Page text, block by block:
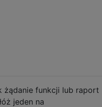
żądanie funkcji lub raport
jeden na